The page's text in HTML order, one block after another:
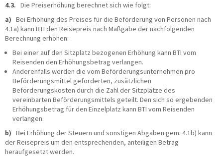
4.3. Die Preiserhöhung berechnet sich wie folgt:
a) Bei Erhöhung des Preises für die Beförderung von Personen nach
4.1a) kann BTI den Reisepreis nach Maßgabe der nachfolgenden
Berechnung erhöhen:
Bei einer auf den Sitzplatz bezogenen Erhöhung kann BTI vom
Reisenden den Erhöhungsbetrag verlangen.
Anderenfalls werden die vom Beförderungsunternehmen pro
Beförderungsmittel geforderten, zusätzlichen
Beförderungskosten durch die Zahl der Sitzplätze des
vereinbarten Beförderungsmittels geteilt. Den sich so ergebenden
Erhöhungsbetrag für den Einzelplatz kann BTI vom Reisenden
verlangen.
b) Bei Erhöhung der Steuern und sonstigen Abgaben gem. 4.1b) kann
der Reisepreis um den entsprechenden, anteiligen Betrag
heraufgesetzt werden.